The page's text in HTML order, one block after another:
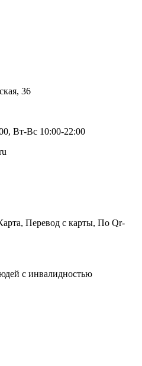
36
Вт-Вс 10:00-22:00
Перевод с карты, По Qr-
с инвалидностью